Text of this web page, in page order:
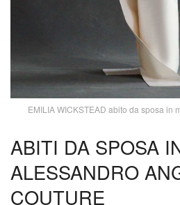
EMILIA WICKSTEAD abito da sposa in
ABITI DA SPOSA
ALESSANDRO
COUTURE